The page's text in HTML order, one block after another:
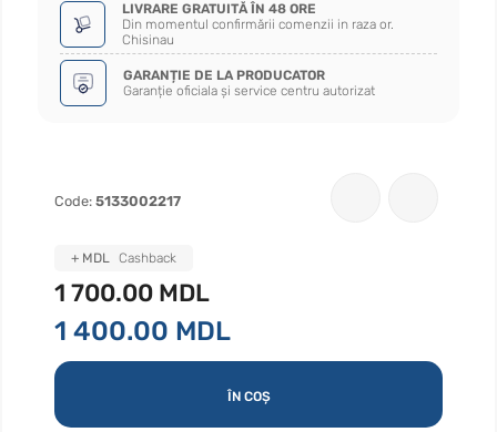
LIVRARE GRATUITĂ ÎN 48 ORE
Din momentul confirmării comenzii in raza or.
Chisinau
GARANȚIE DE LA PRODUCATOR
Garanție oficiala și service centru autorizat
Code: 5133002217
1 400.00 MDL
1 700.00 MDL
ÎN COȘ
+ MDL Cashback